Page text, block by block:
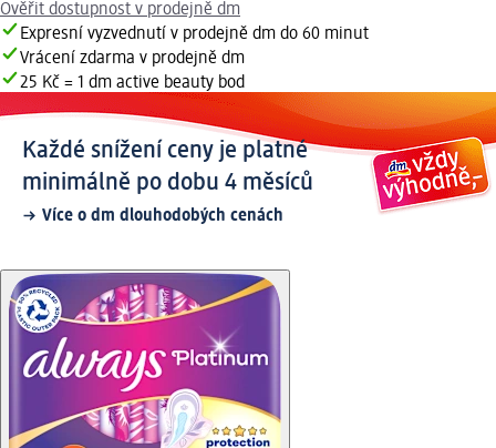
Ověřit dostupnost v prodejně dm
Expresní vyzvednutí v prodejně dm do 60 minut
Vrácení zdarma v prodejně dm
25 Kč = 1 dm active beauty bod
Každé snížení ceny je platné
minimálně po dobu 4 měsíců
Více o dm dlouhodobých cenách